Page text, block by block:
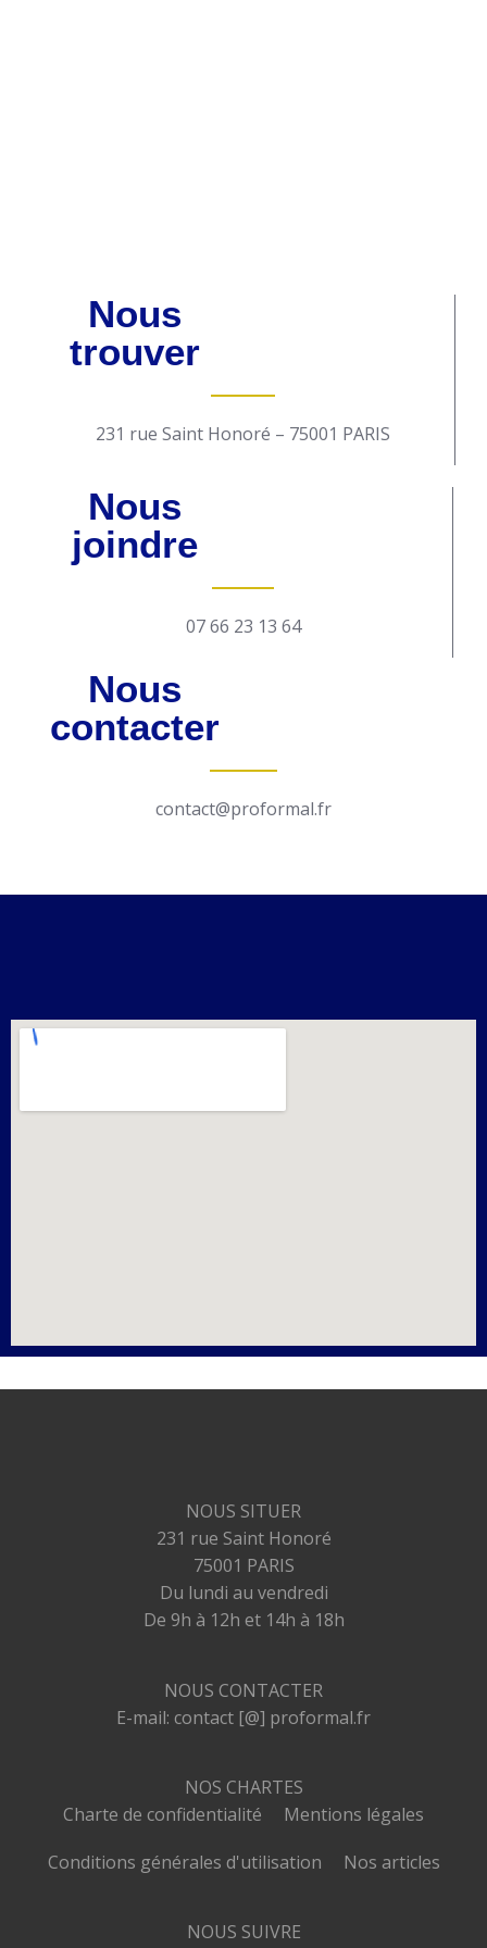
Nous
trouver
231 rue Saint Honoré – 75001 PARIS
Nous
joindre
07 66 23 13 64
Nous
contacter
contact@proformal.fr
NOUS SITUER
231 rue Saint Honoré
75001 PARIS
Du lundi au vendredi
De 9h à 12h et 14h à 18h
NOUS CONTACTER
E-mail: contact [@] proformal.fr
NOS CHARTES
Charte de confidentialité
Mentions légales
Conditions générales d'utilisation
Nos articles
NOUS SUIVRE